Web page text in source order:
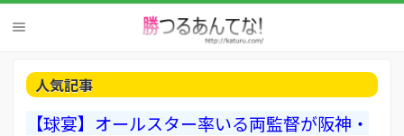
人気記事
【球宴】オールスター率いる両監督が阪神・